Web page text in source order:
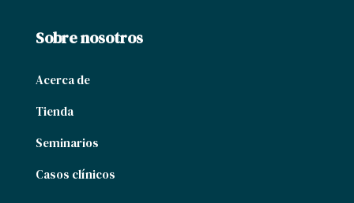
Sobre nosotros
Acerca de
Tienda
Seminarios
Casos clínicos